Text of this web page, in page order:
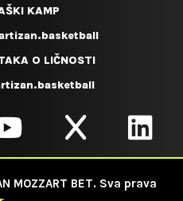
KAMP
O LIČNOSTI
MOZZART BET. Sva prava